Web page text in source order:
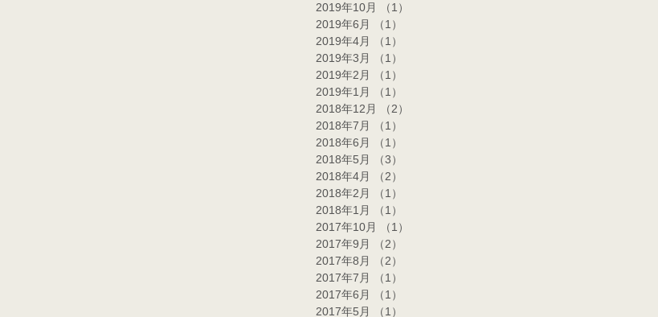
2019年10月
（1）
2019年6月
（1）
2019年4月
（1）
2019年3月
（1）
2019年2月
（1）
2019年1月
（1）
2018年12月
（2）
2018年7月
（1）
2018年6月
（1）
2018年5月
（3）
2018年4月
（2）
2018年2月
（1）
2018年1月
（1）
2017年10月
（1）
2017年9月
（2）
2017年8月
（2）
2017年7月
（1）
2017年6月
（1）
2017年5月
（1）